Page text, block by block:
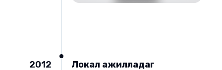
2012
Локал ажилладаг